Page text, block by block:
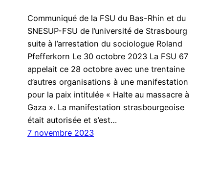
Communiqué de la FSU du Bas-Rhin et du
SNESUP-FSU de l’université de Strasbourg
suite à l’arrestation du sociologue Roland
Pfefferkorn Le 30 octobre 2023 La FSU 67
appelait ce 28 octobre avec une trentaine
d’autres organisations à une manifestation
pour la paix intitulée « Halte au massacre à
Gaza ». La manifestation strasbourgeoise
était autorisée et s’est…
7 novembre 2023